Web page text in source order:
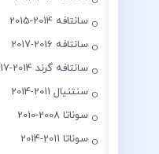
سانتافه 2014-2015
سانتافه 2016-2017
سانتافه گرند 2014-2017
سنتنیال 2011-2014
سوناتا 2008-2010
سوناتا 2011-2014